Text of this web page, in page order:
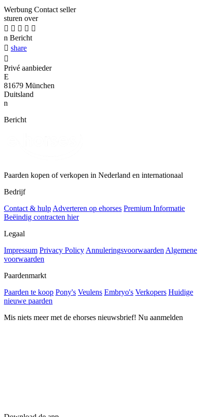
Werbung Contact seller
sturen over
    
n Bericht
 share

Privé aanbieder
E
81679 München
Duitsland
n
Bericht
Paarden kopen of verkopen in Nederland en internationaal
Bedrijf
Contact & hulpAdverteren op ehorses Premium Informatie
Beëindig contracten hier
Legaal
Impressum Privacy PolicyAnnuleringsvoorwaardenAlgemene
voorwaarden
Paardenmarkt
Paarden te koop Pony's Veulens Embryo's Verkopers Huidige
nieuwe paarden
Mis niets meer met de ehorses nieuwsbrief! Nu aanmelden